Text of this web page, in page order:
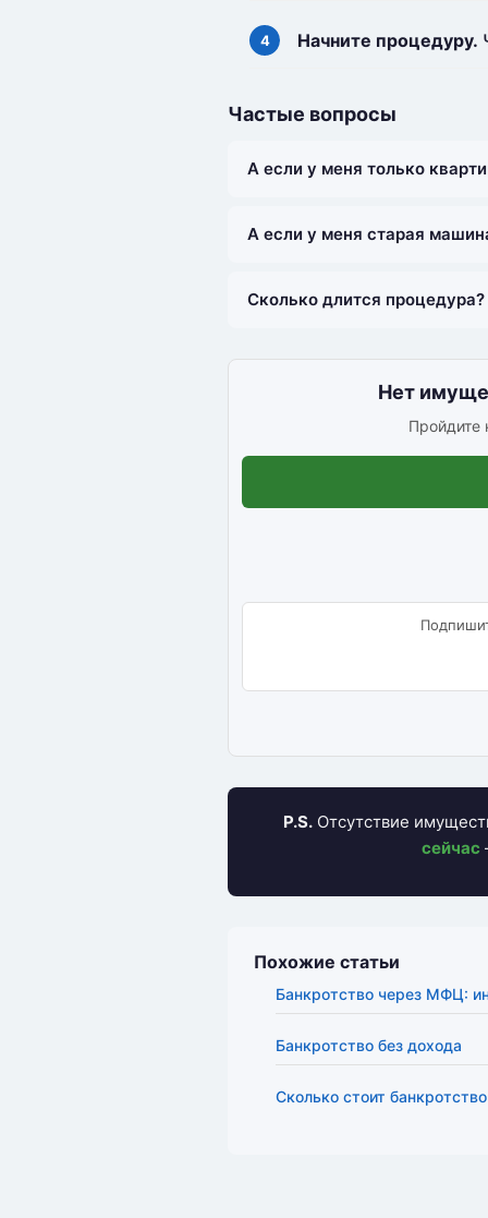
Начните процедуру.
Частые вопросы
А если у меня только
А если у меня старая
Сколько длится процедура?
Нет
Пройдите
P.S. Отсутствие
сейчас
Похожие статьи
Банкротство через МФЦ:
Банкротство без дохода
Сколько стоит банкротство